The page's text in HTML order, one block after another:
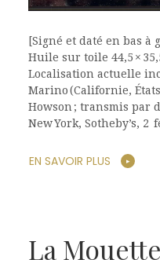
[Signé et daté en bas à
Huile sur toile 44,5 ×
Localisation actuelle
Marino (Californie,
Howson ; transmis par
New York, Sotheby’s, 2
EN SAVOIR PLUS
La